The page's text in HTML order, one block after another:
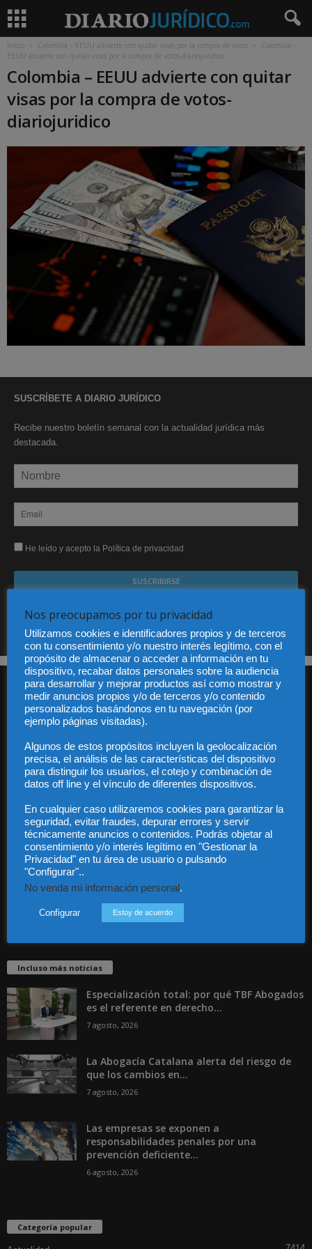
Inicio Colombia – EEUU advierte con quitar visas por la compra de votos
Colombia –
EEUU advierte con quitar visas por la compra de votos-diariojuridico
Colombia – EEUU advierte con quitar
visas por la compra de votos-
diariojuridico
SUSCRÍBETE A DIARIO JURÍDICO
Recibe nuestro boletín semanal con la actualidad jurídica más
destacada.
He leído y acepto la Política de privacidad
Sus datos serán incorporados a un fichero automatizado con el objeto exclusivo de dar
respuesta a su suscripción Dicho fichero es de titularidad exclusiva de LEXDIR GLOBAL
S.L. y no será cedido a un tercero en ningún caso.
Audiencia y Publicidad
Quiénes somos
Legal
Contacto
Guía Colaboradores
Contáctanos:
Incluso más noticias
Especialización total: por qué TBF Abogados
es el referente en derecho...
7 agosto, 2026
La Abogacía Catalana alerta del riesgo de
que los cambios en...
7 agosto, 2026
Las empresas se exponen a
responsabilidades penales por una
prevención deficiente...
6 agosto, 2026
Categoría popular
Nos preocupamos por tu privacidad
Utilizamos cookies e identificadores propios y de terceros
con tu consentimiento y/o nuestro interés legítimo, con el
propósito de almacenar o acceder a información en tu
dispositivo, recabar datos personales sobre la audiencia
para desarrollar y mejorar productos así como mostrar y
medir anuncios propios y/o de terceros y/o contenido
personalizados basándonos en tu navegación (por
ejemplo páginas visitadas).
Algunos de estos propósitos incluyen la geolocalización
precisa, el análisis de las características del dispositivo
para distinguir los usuarios, el cotejo y combinación de
datos off line y el vínculo de diferentes dispositivos.
En cualquier caso utilizaremos cookies para garantizar la
seguridad, evitar fraudes, depurar errores y servir
técnicamente anuncios o contenidos. Podrás objetar al
consentimiento y/o interés legítimo en "Gestionar la
Privacidad" en tu área de usuario o pulsando
"Configurar"..
No venda mi información personal.
Configurar Estoy de acuerdo